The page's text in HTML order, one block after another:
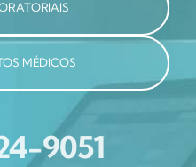
MÉDICOS
9051